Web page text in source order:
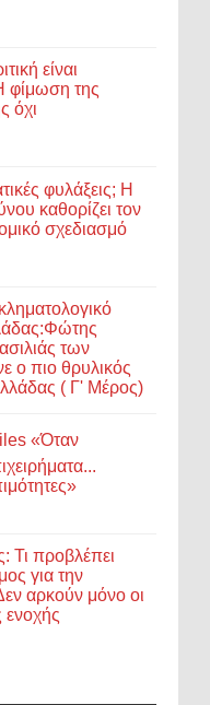
είναι
φίμωση της
όχι
φυλάξεις; Η
καθορίζει τον
σχεδιασμό
των
ο πιο θρυλικός
( Γ' Μέρος)
«Όταν
Τι προβλέπει
για την
αρκούν μόνο οι
ενοχής